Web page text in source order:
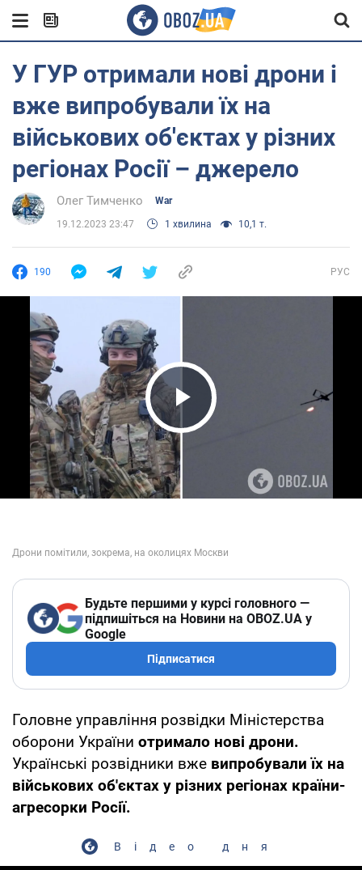
У ГУР отримали нові дрони і
вже випробували їх на
військових об'єктах у різних
регіонах Росії – джерело
Олег Тимченко War
19.12.2023 23:47 1 хвилина 10,1 т.
190 РУС
Play Video
Будьте першими у курсі головного —
підпишіться на Новини на OBOZ.UA у
Google
Підписатися
Головне управління розвідки Міністерства
оборони України отримало нові дрони.
Українські розвідники вже випробували їх на
військових об'єктах у різних регіонах країни-
агресорки Росії.
Відео дня